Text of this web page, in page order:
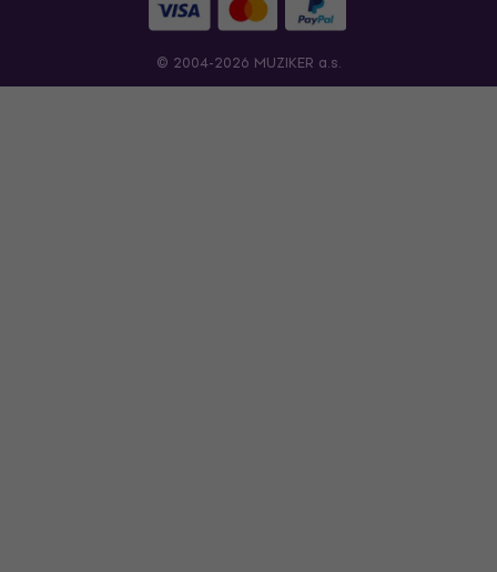
© 2004-2026 MUZIKER a.s.